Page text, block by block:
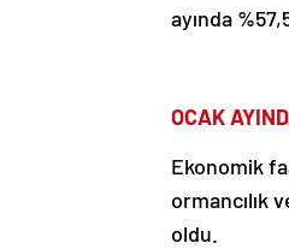
ayında
OCAK
Ekonomik
ormancılık
oldu.